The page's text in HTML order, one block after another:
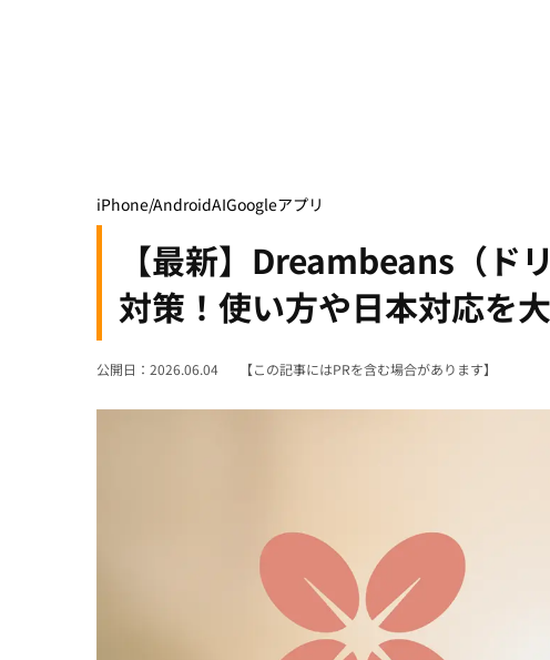
iPhone/AndroidAIGoogleアプリ
【最新】Dreambeans（ド
対策！使い方や日本対応を
公開日：2026.06.04 【この記事にはPRを含む場合があります】